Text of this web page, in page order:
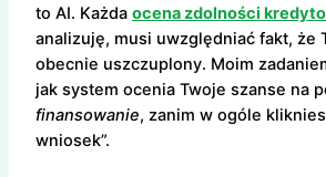
to AI. Każda ocena zdolności
analizuję, musi uwzględniać fakt, że
obecnie uszczuplony. Moim
jak system ocenia Twoje szanse na
finansowanie, zanim w ogóle
wniosek”.